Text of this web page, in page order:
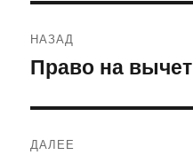
по
НАЗАД
Предыдущая
Право на вычет
ДАЛЕЕ